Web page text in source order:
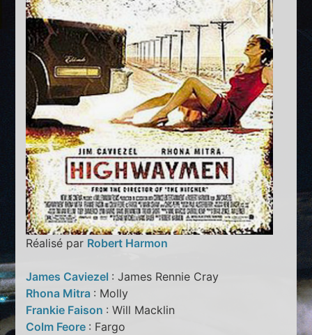
Réalisé par Robert Harmon
James Caviezel : James Rennie Cray
Rhona Mitra : Molly
Frankie Faison : Will Macklin
Colm Feore : Fargo